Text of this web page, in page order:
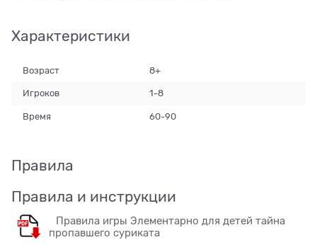
Характеристики
Возраст 8+
Игроков 1-8
Время 60-90
Правила
Правила и инструкции
Правила игры Элементарно для детей тайна
пропавшего суриката